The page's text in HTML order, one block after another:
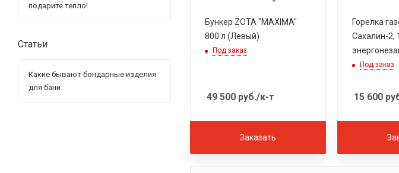
Бункер ZOTA "MAXIMA"
800 л (Левый)
Под заказ
49 500 руб./к-т
Заказать
Горелка
Сахалин-2,
Под заказ
15 600
подарите тепло!
Статьи
Какие бывают бондарные изделия
для бани